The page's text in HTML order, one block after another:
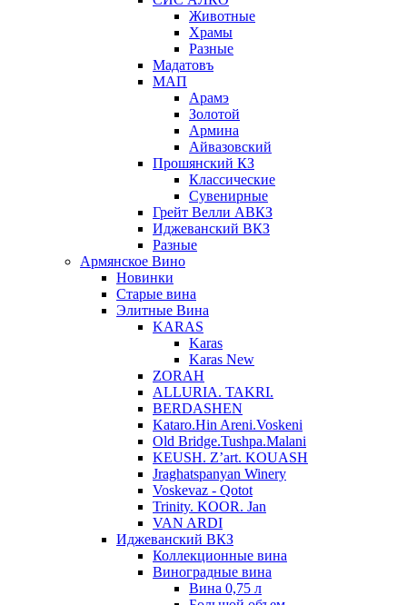
Животные
Храмы
Разные
Мадатовъ
МАП
Арамэ
Золотой
Армина
Айвазовский
Прошянский КЗ
Классические
Сувенирные
Грейт Велли АВКЗ
Иджеванский ВКЗ
Разные
Армянское Вино
Новинки
Старые вина
Элитные Вина
KARAS
Karas
Karas New
ZORAH
ALLURIA. TAKRI.
BERDASHEN
Kataro.Hin Areni.Voskeni
Old Bridge.Tushpa.Malani
KEUSH. Z’art. KOUASH
Jraghatspanyan Winery
Voskevaz - Qotot
Trinity. KOOR. Jan
VAN ARDI
Иджеванский ВКЗ
Коллекционные вина
Виноградные вина
Вина 0,75 л